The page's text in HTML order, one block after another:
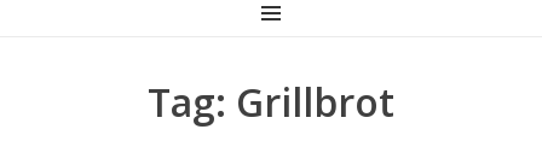
MENU
Tag: Grillbrot